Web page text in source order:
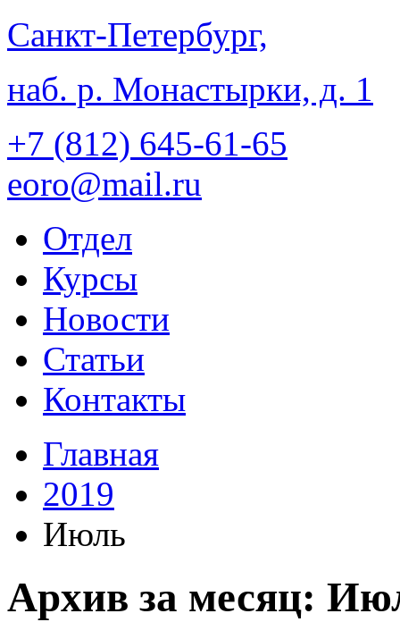
Санкт-Петербург,
наб. р. Монастырки, д. 1
+7 (812) 645-61-65
eoro@mail.ru
Отдел
Курсы
Новости
Статьи
Контакты
Главная
2019
Июль
Архив за месяц: